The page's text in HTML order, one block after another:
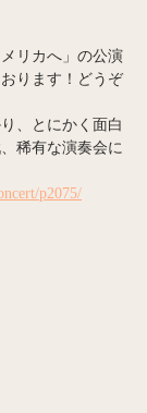
リカへ」の公演
ります！どうぞ
、とにかく面白
稀有な演奏会に
p2075/